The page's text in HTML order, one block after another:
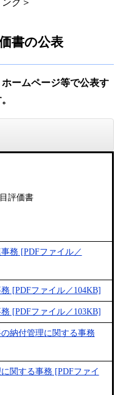
ク＞
書の公表
ームページ等で公表す
評価書
務 [PDFファイル／
[PDFファイル／104KB]
[PDFファイル／103KB]
納付管理に関する事務
関する事務 [PDFファイ